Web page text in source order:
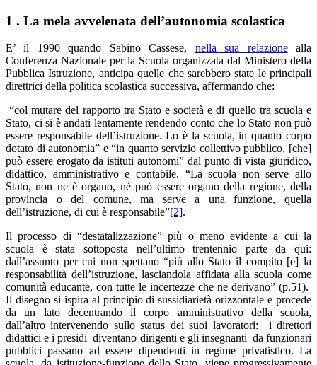
1 . La mela avvelenata dell’autonomia scolastica
E’ il 1990 quando Sabino Cassese, nella sua relazionealla
Conferenza Nazionale per la Scuola organizzata dal Ministero della
Pubblica Istruzione, anticipa quelle che sarebbero state le principali
direttrici della politica scolastica successiva, affermando che:
“col mutare del rapporto tra Stato e società e di quello tra scuola e
Stato, ci si è andati lentamente rendendo conto che lo Stato non può
essere responsabile dell’istruzione. Lo è la scuola, in quanto corpo
dotato di autonomia” e “in quanto servizio collettivo pubblico, [che]
può essere erogato da istituti autonomi” dal punto di vista giuridico,
didattico, amministrativo e contabile. “La scuola non serve allo
Stato, non ne è organo, né può essere organo della regione, della
provincia o del comune, ma serve a una funzione, quella
dell’istruzione, di cui è responsabile”[2].
Il processo di “destatalizzazione” più o meno evidente a cui la
scuola è stata sottoposta nell’ultimo trentennio parte da qui:
dall’assunto per cui non spettano “più allo Stato il compito [e] la
responsabilità dell’istruzione, lasciandola affidata alla scuola come
comunità educante, con tutte le incertezze che ne derivano” (p.51).
Il disegno si ispira al principio di sussidiarietà orizzontale e procede
da un lato decentrando il corpo amministrativo della scuola,
dall’altro intervenendo sullo status dei suoi lavoratori: i direttori
didattici e i presidi diventano dirigenti e gli insegnanti da funzionari
pubblici passano ad essere dipendenti in regime privatistico. La